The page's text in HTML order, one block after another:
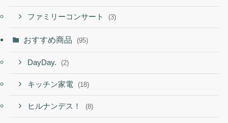
ファミリーコンサート (3)
おすすめ商品 (95)
DayDay. (2)
キッチン家電 (18)
ヒルナンデス！ (8)